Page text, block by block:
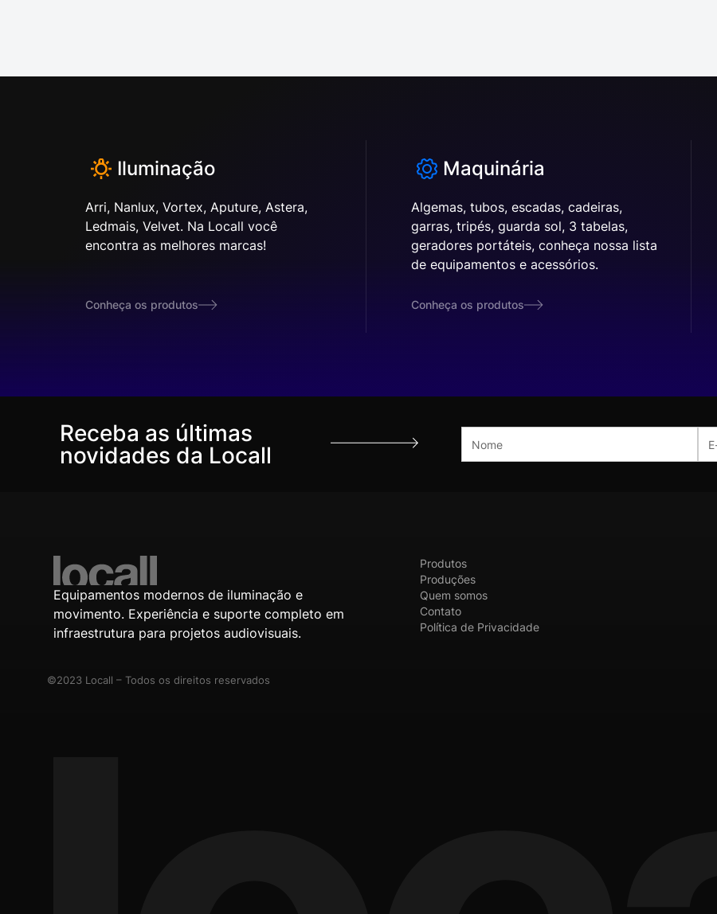
Iluminação
Arri, Nanlux, Vortex, Aputure, Astera,
Ledmais, Velvet. Na Locall você
encontra as melhores marcas!
Conheça os produtos
Maquinária
Algemas, tubos, escadas, cadeiras,
garras, tripés, guarda sol, 3 tabelas,
geradores portáteis, conheça nossa lista
de equipamentos e acessórios.
Conheça os produtos
Receba as últimas
novidades da Locall
Equipamentos modernos de iluminação e
movimento. Experiência e suporte completo em
infraestrutura para projetos audiovisuais.
Produtos
Produções
Quem somos
Contato
Política de Privacidade
©2023 Locall – Todos os direitos reservados